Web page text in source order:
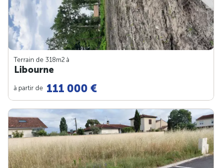
Terrain de 318m2 à
Libourne
à partir de 111 000 €